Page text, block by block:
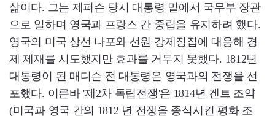
삶이다. 그는 제퍼슨 당시 대통령 밑에서 국무부 장관
으로 일하며 영국과 프랑스 간 중립을 유지하려 했다.
영국의 미국 상선 나포와 선원 강제징집에 대응해 경
제 제재를 시도했지만 효과를 거두지 못했다. 1812년
대통령이 된 매디슨 전 대통령은 영국과의 전쟁을 선
포했다. 이른바 '제2차 독립전쟁'은 1814년 겐트 조약
(미국과 영국 간의 1812 년 전쟁을 종식시킨 평화 조